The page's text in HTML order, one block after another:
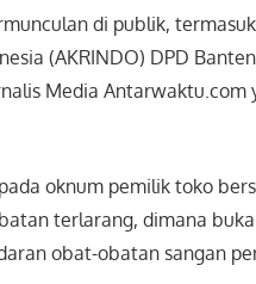
di publik,
(AKRINDO) DPD
Media Antarwaktu.com
oknum pemilik toko
terlarang, dimana
obat-obatan sangan